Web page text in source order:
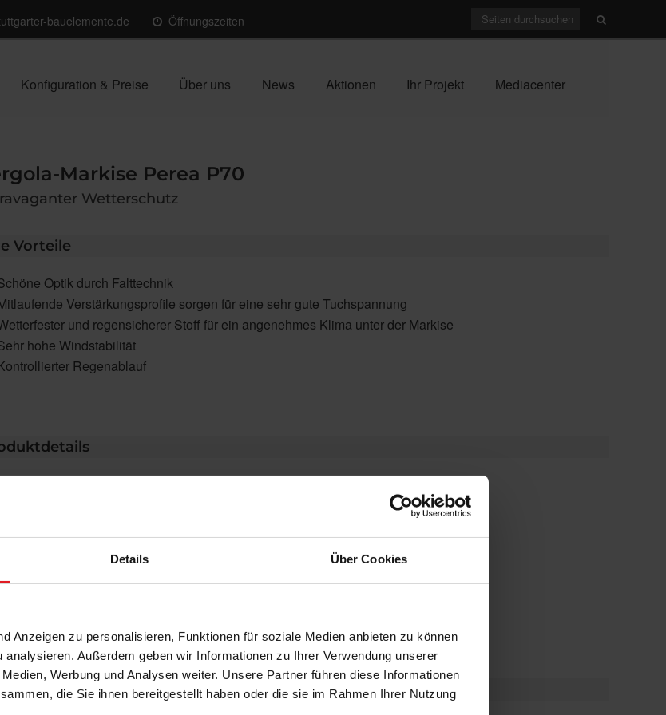
Details Über Cookies
Anzeigen zu personalisieren, Funktionen für soziale Medien anbieten zu können
Außerdem geben wir Informationen zu Ihrer Verwendung unserer
Werbung und Analysen weiter. Unsere Partner führen diese Informationen
die Sie ihnen bereitgestellt haben oder die sie im Rahmen Ihrer Nutzung
bauelemente.de Öffnungszeiten
Konfiguration & Preise Über uns News Aktionen Ihr Projekt Mediacenter
Markise Perea P70
Wetterschutz
Vorteile
Optik durch Falttechnik
Verstärkungsprofile sorgen für eine sehr gute Tuchspannung
und regensicherer Stoff für ein angenehmes Klima unter der Markise
hohe Windstabilität
Regenablauf
Farbe: Pulverbeschichtet gem. WAREMA Farbwelt
Soltis W96